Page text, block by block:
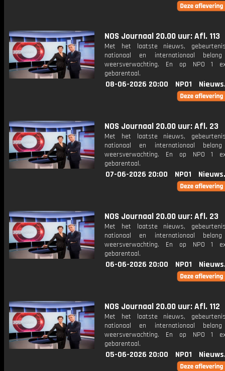
NOS Journaal 20.00 uur: Afl. 113
Met het laatste nieuws,
nationaal en internationaal
weersverwachting. En op NPO 1
gebarentaal.
08-06-2026 20:00 NPO1
NOS Journaal 20.00 uur: Afl. 23
Met het laatste nieuws,
nationaal en internationaal
weersverwachting. En op NPO 1
gebarentaal.
07-06-2026 20:00 NPO1
NOS Journaal 20.00 uur: Afl. 23
Met het laatste nieuws,
nationaal en internationaal
weersverwachting. En op NPO 1
gebarentaal.
06-06-2026 20:00 NPO1
NOS Journaal 20.00 uur: Afl. 112
Met het laatste nieuws,
nationaal en internationaal
weersverwachting. En op NPO 1
gebarentaal.
05-06-2026 20:00 NPO1